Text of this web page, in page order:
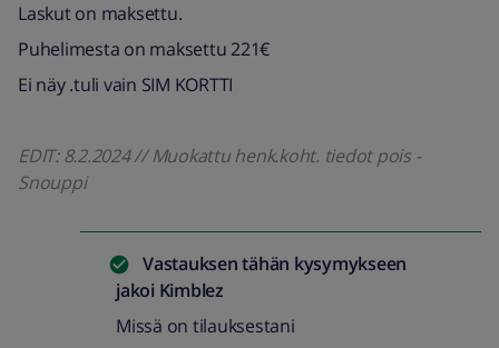
Laskut on maksettu.
Puhelimesta on maksettu 221€
Ei näy .tuli vain SIM KORTTI
EDIT: 8.2.2024 // Muokattu henk.koht. tiedot pois -
Snouppi
Vastauksen tähän kysymykseen
jakoi Kimblez
Missä on tilauksestani